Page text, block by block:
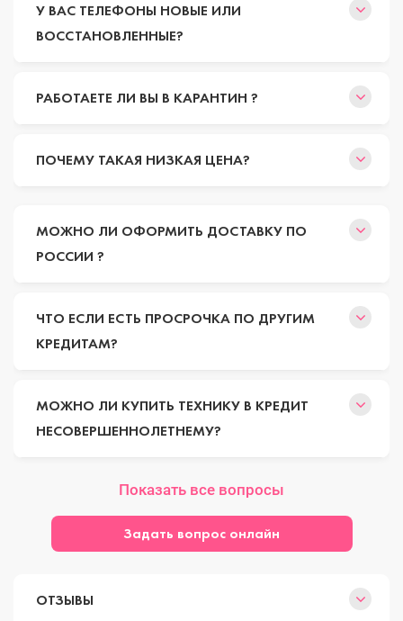
У ВАС ТЕЛЕФОНЫ НОВЫЕ ИЛИ
ВОССТАНОВЛЕННЫЕ?
РАБОТАЕТЕ ЛИ ВЫ В КАРАНТИН ?
ПОЧЕМУ ТАКАЯ НИЗКАЯ ЦЕНА?
МОЖНО ЛИ ОФОРМИТЬ ДОСТАВКУ ПО
РОССИИ ?
ЧТО ЕСЛИ ЕСТЬ ПРОСРОЧКА ПО ДРУГИМ
КРЕДИТАМ?
МОЖНО ЛИ КУПИТЬ ТЕХНИКУ В КРЕДИТ
НЕСОВЕРШЕННОЛЕТНЕМУ?
Показать все вопросы
Задать вопрос онлайн
ОТЗЫВЫ